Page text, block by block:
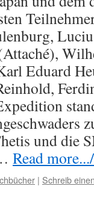
Eduard
und die
Read
| Schreib